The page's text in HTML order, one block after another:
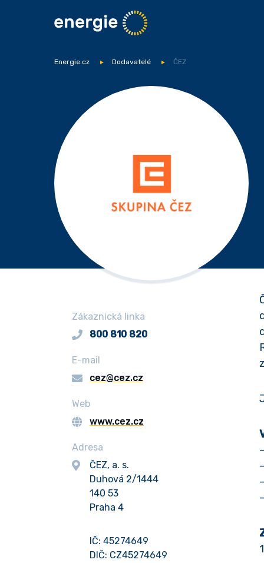
Energie.cz Dodavatelé ČEZ
Zákaznická linka
800 810 820
E-mail
cez@cez.cz
Web
www.cez.cz
Adresa
ČEZ, a. s.
Duhová 2/1444
140 53
Praha 4
IČ: 45274649
DIČ: CZ45274649